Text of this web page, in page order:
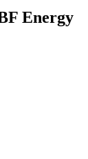
Energy